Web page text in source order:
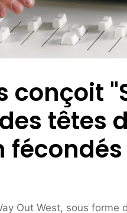
conçoit
têtes
fécondés
Out West, sous